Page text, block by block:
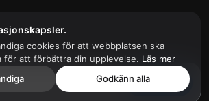
rättigheter förbehållna.
Välj plan →
cookies för att webbplatsen ska
för att förbättra din upplevelse. Läs mer
Godkänn alla